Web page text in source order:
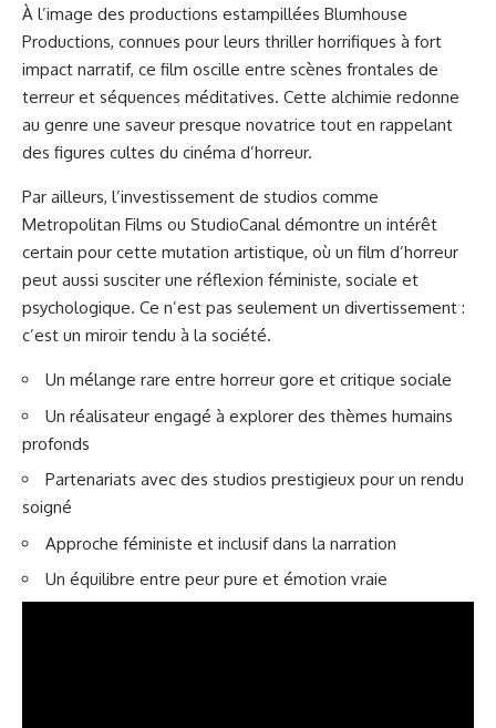
À l’image des productions estampillées Blumhouse
Productions, connues pour leurs thriller horrifiques à fort
impact narratif, ce film oscille entre scènes frontales de
terreur et séquences méditatives. Cette alchimie redonne
au genre une saveur presque novatrice tout en rappelant
des figures cultes du cinéma d’horreur.
Par ailleurs, l’investissement de studios comme
Metropolitan Films ou StudioCanal démontre un intérêt
certain pour cette mutation artistique, où un film d’horreur
peut aussi susciter une réflexion féministe, sociale et
psychologique. Ce n’est pas seulement un divertissement :
c’est un miroir tendu à la société.
Un mélange rare entre horreur gore et critique sociale
Un réalisateur engagé à explorer des thèmes humains
profonds
Partenariats avec des studios prestigieux pour un rendu
soigné
Approche féministe et inclusif dans la narration
Un équilibre entre peur pure et émotion vraie